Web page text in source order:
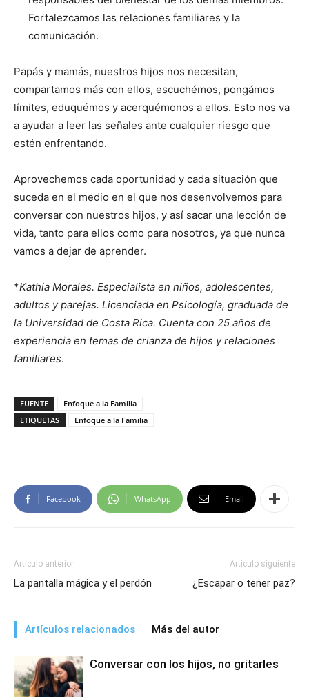
Fortalezcamos las relaciones familiares y la
comunicación.
Papás y mamás, nuestros hijos nos necesitan,
compartamos más con ellos, escuchémos, pongámos
límites, eduquémos y acerquémonos a ellos. Esto nos va
a ayudar a leer las señales ante cualquier riesgo que
estén enfrentando.
Aprovechemos cada oportunidad y cada situación que
suceda en el medio en el que nos desenvolvemos para
conversar con nuestros hijos, y así sacar una lección de
vida, tanto para ellos como para nosotros, ya que nunca
vamos a dejar de aprender.
*Kathia Morales. Especialista en niños, adolescentes,
adultos y parejas. Licenciada en Psicología, graduada de
la Universidad de Costa Rica. Cuenta con 25 años de
experiencia en temas de crianza de hijos y relaciones
familiares.
FUENTE
Enfoque a la Familia
ETIQUETAS
Enfoque a la Familia
Facebook WhatsApp Email
Artículo anterior
La pantalla mágica y el perdón
Artículo siguiente
¿Escapar o tener paz?
Artículos relacionados Más del autor
Conversar con los hijos, no gritarles